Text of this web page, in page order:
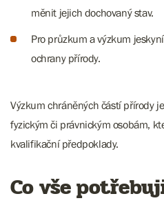
měnit jejich dochovaný stav.
Pro průzkum a výzkum
ochrany přírody.
Výzkum chráněných částí přírody
fyzickým či právnickým osobám,
kvalifikační předpoklady.
Co vše